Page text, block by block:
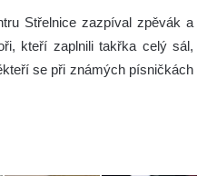
Střelnice zazpíval zpěvák a
kteří zaplnili takřka celý sál,
se při známých písničkách